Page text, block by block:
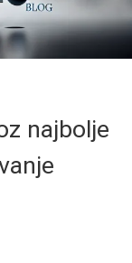
najbolje